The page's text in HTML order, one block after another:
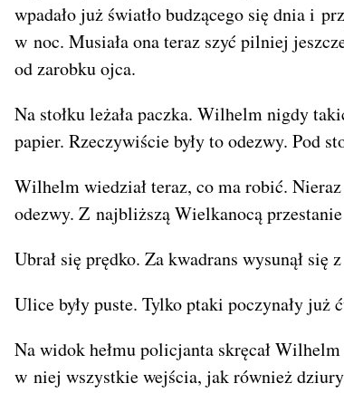
wpadało już światło budzącego się dnia i
w noc. Musiała ona teraz szyć pilniej
od zarobku ojca.
Na stołku leżała paczka. Wilhelm nigdy
papier. Rzeczywiście były to odezwy. Pod
Wilhelm wiedział teraz, co ma robić.
odezwy. Z najbliższą Wielkanocą
Ubrał się prędko. Za kwadrans wysunął
Ulice były puste. Tylko ptaki poczynały już
Na widok hełmu policjanta skręcał
w niej wszystkie wejścia, jak również